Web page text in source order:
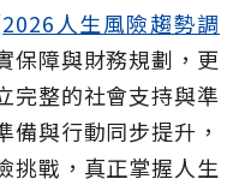
2026人生風險趨勢調
保障與財務規劃，更
完整的社會支持與準
與行動同步提升，
挑戰，真正掌握人生